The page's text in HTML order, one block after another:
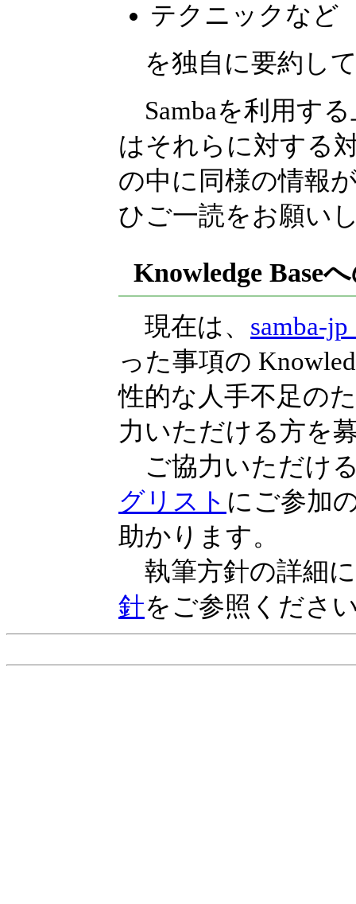
テクニックなど
を独自に要約し
Sambaを利用す
はそれらに対する
の中に同様の情報
ひご一読をお願い
Knowledge Base
現在は、 samba-
った事項の
性的な人手不足の
力いただける方を
ご協力いただけ
グリスト にご参加
助かります。
執筆方針の詳細
針をご参照くださ